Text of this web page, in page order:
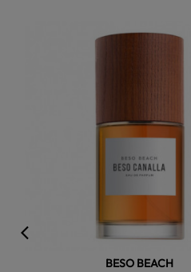
BESO BEACH